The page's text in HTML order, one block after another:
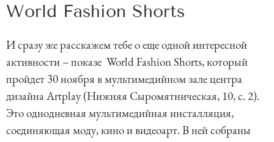
World Fashion Shorts
И сразу же расскажем тебе о еще одной интересной
активности – показе World Fashion Shorts, который
пройдет 30 ноября в мультимедийном зале центра
дизайна Artplay (Нижняя Сыромятническая, 10, с. 2).
Это однодневная мультимедийная инсталляция,
соединяющая моду, кино и видеоарт. В ней собраны